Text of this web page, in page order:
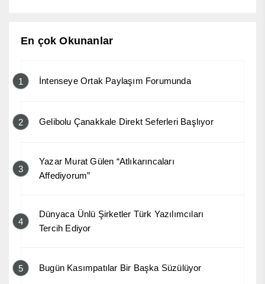
En çok Okunanlar
1 İntenseye Ortak Paylaşım Forumunda
2 Gelibolu Çanakkale Direkt Seferleri Başlıyor
3
Yazar Murat Gülen “Atlıkarıncaları
Affediyorum”
4
Dünyaca Ünlü Şirketler Türk Yazılımcıları
Tercih Ediyor
5 Bugün Kasımpatılar Bir Başka Süzülüyor